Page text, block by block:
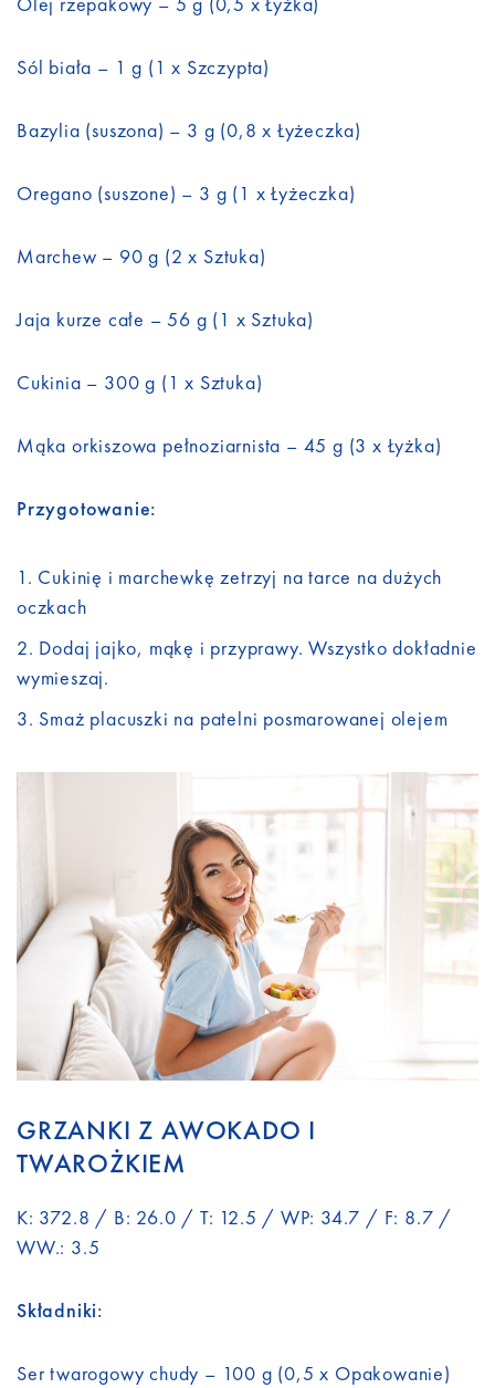
Sól biała – 1 g (1 x Szczypta)
Bazylia (suszona) – 3 g (0,8 x Łyżeczka)
Oregano (suszone) – 3 g (1 x Łyżeczka)
Marchew – 90 g (2 x Sztuka)
Jaja kurze całe – 56 g (1 x Sztuka)
Cukinia – 300 g (1 x Sztuka)
Mąka orkiszowa pełnoziarnista – 45 g (3 x Łyżka)
Przygotowanie:
Cukinię i marchewkę zetrzyj na tarce na dużych
oczkach
Dodaj jajko, mąkę i przyprawy. Wszystko dokładnie
wymieszaj.
Smaż placuszki na patelni posmarowanej olejem
GRZANKI Z AWOKADO I
TWAROŻKIEM
K: 372.8 / B: 26.0 / T: 12.5 / WP: 34.7 / F: 8.7 /
WW.: 3.5
Składniki:
Ser twarogowy chudy – 100 g (0,5 x Opakowanie)